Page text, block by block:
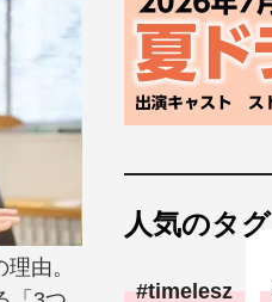
由。
人気のタグ
timelesz